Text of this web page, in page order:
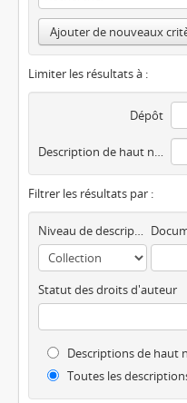
Ajouter de nouveaux
Limiter les résultats à :
Dépôt
Description de haut niveau
Filtrer les résultats par :
Niveau de description
Statut des droits d'auteur
Descriptions de haut
Toutes les